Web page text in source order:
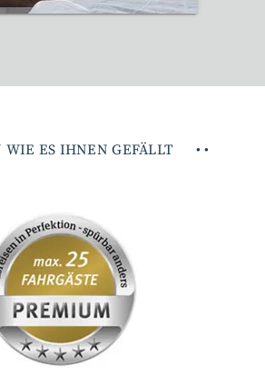
WIE ES IHNEN GEFÄLLT • •